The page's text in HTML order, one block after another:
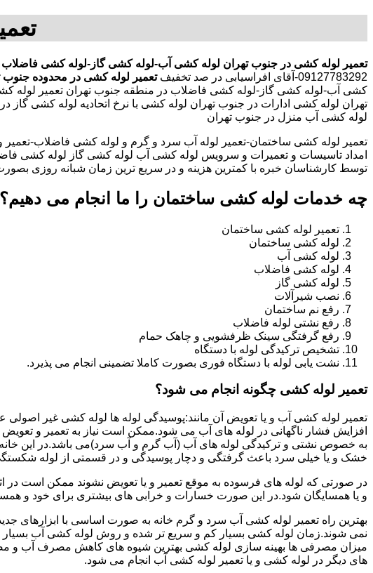
تعمیر لوله کشی در جنوب تهران لوله کشی آب-لوله کشی گاز-لوله کشی فاضلاب
09127783292-آقای افراسیابی در صد تخفیف
تعمیر لوله کشی در محدوده جنوب
کشی آب-لوله کشی گاز-لوله کشی فاضلاب در منطقه جنوب تهران تعمیر
تهران لوله کشی ادارات در جنوب تهران لوله کشی با نرخ اتحادیه لوله کشی
لوله کشی آب منزل در جنوب تهران
تعمیر لوله کشی ساختمان-تعمیر لوله آب سرد و گرم و لوله کشی فاضلاب-
امداد تاسیسات و تعمیرات و سرویس لوله کشی آب لوله کشی گاز لوله کشی
توسط کارشناسان خبره با کمترین هزینه و در سریع ترین زمان شبانه روزی بصورت 24
چه خدمات لوله کشی ساختمان را ما انجام می دهیم؟
تعمیر لوله کشی ساختمان
لوله کشی ساختمان
لوله کشی آب
لوله کشی فاضلاب
لوله کشی گاز
نصب شیرآلات
رفع نم ساختمان
رفع نشتی لوله فاضلاب
رفع گرفتگی سینک ظرفشویی و چاهک حمام
تشخیص ترکیدگی لوله با دستگاه
نشت یابی لوله با دستگاه فوری بصورت کاملا تضمینی انجام می پذیرد.
تعمیر لوله کشی چگونه انجام می شود؟
تعمیر لوله کشی آب و یا تعویض آن مانند:پوسیدگی لوله ها لوله کشی غیر اصولی
افزایش فشار ناگهانی در لوله های آب می شود.ممکن است نیاز به تعمیر و
به خصوص نشتی و ترکیدگی لوله های آب (آب گرم و آب سرد)می باشد.در این خانه
خشک و یا خیلی سرد باعث گرفتگی و دچار پوسیدگی و در قسمتی از لوله
در صورتی که لوله های فرسوده به موقع تعمیر و یا تعویض نشوند ممکن است
و یا همسایگان شود.در این صورت خسارات و خرابی های بیشتری برای خود و
بهترین راه تعمیر لوله کشی آب سرد و گرم خانه به صورت اساسی با ابزارهای
نمی شوند.زمان لوله کشی بسیار کم و سریع تر شده و روش لوله کشی آب بسیار
میزان مصرفی ها بهینه سازی لوله کشی بهترین شیوه های کاهش مصرف آب و
های دیگر در لوله کشی و یا تعمیر لوله کشی آب انجام می شود.